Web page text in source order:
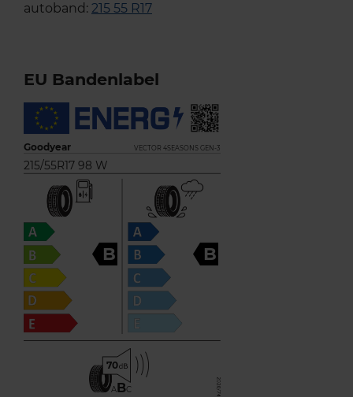
autoband: 215 55 R17
EU Bandenlabel
Goodyear VECTOR 4SEASONS GEN-3
215/55R17 98 W
B B
70
ABC